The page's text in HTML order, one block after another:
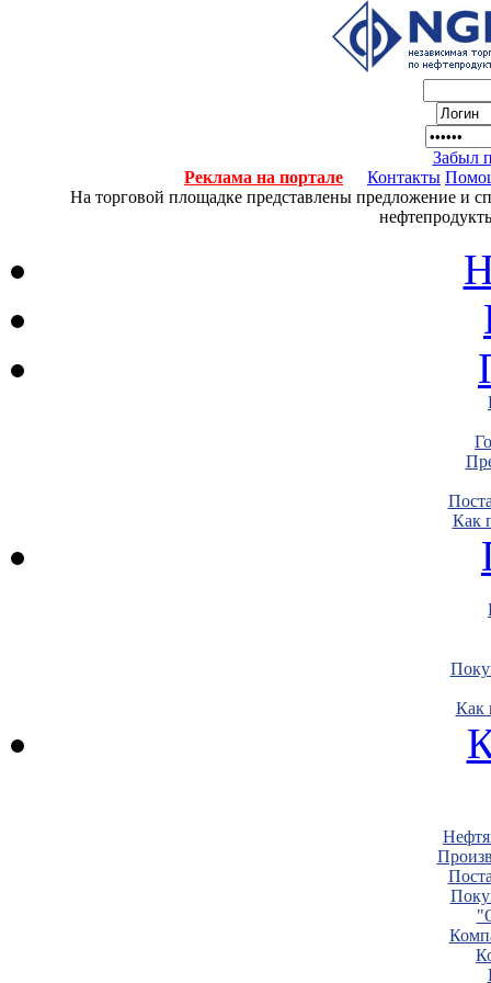
Забыл
Реклама на портале
Контакты
На торговой площадке представлены предложение и
Как
Как